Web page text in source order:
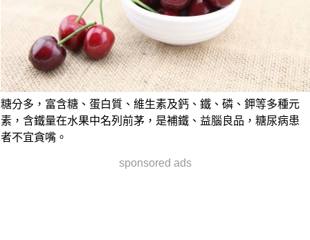
糖分多，富含糖、蛋白質、維生素及鈣、鐵、磷、鉀等多種元
素，含鐵量在水果中名列前茅，是補鐵、益腦良品， 糖尿病患
者不宜貪嘴。
sponsored ads